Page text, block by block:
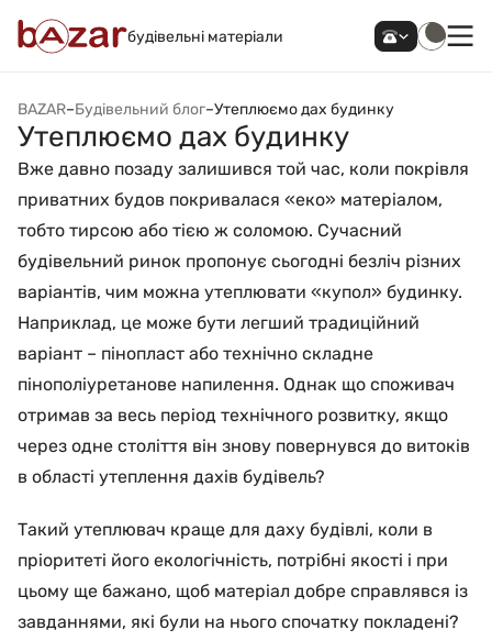
будівельні матеріали
BAZAR–Будівельний блог–Утеплюємо дах будинку
Утеплюємо дах будинку
Вже давно позаду залишився той час, коли покрівля
приватних будов покривалася «еко» матеріалом,
тобто тирсою або тією ж соломою. Сучасний
будівельний ринок пропонує сьогодні безліч різних
варіантів, чим можна утеплювати «купол» будинку.
Наприклад, це може бути легший традиційний
варіант – пінопласт або технічно складне
пінополіуретанове напилення. Однак що споживач
отримав за весь період технічного розвитку, якщо
через одне століття він знову повернувся до витоків
в області утеплення дахів будівель?
Такий утеплювач краще для даху будівлі, коли в
пріоритеті його екологічність, потрібні якості і при
цьому ще бажано, щоб матеріал добре справлявся із
завданнями, які були на нього спочатку покладені?